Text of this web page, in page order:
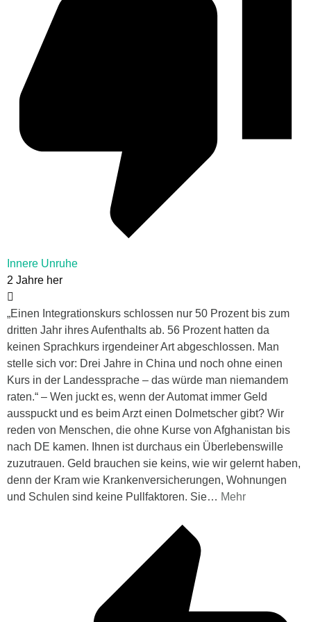
Innere Unruhe
2 Jahre her
„Einen Integrationskurs schlossen nur 50 Prozent bis zum
dritten Jahr ihres Aufenthalts ab. 56 Prozent hatten da
keinen Sprachkurs irgendeiner Art abgeschlossen. Man
stelle sich vor: Drei Jahre in China und noch ohne einen
Kurs in der Landessprache – das würde man niemandem
raten.“ – Wen juckt es, wenn der Automat immer Geld
ausspuckt und es beim Arzt einen Dolmetscher gibt? Wir
reden von Menschen, die ohne Kurse von Afghanistan bis
nach DE kamen. Ihnen ist durchaus ein Überlebenswille
zuzutrauen. Geld brauchen sie keins, wie wir gelernt haben,
denn der Kram wie Krankenversicherungen, Wohnungen
und Schulen sind keine Pullfaktoren. Sie… Mehr